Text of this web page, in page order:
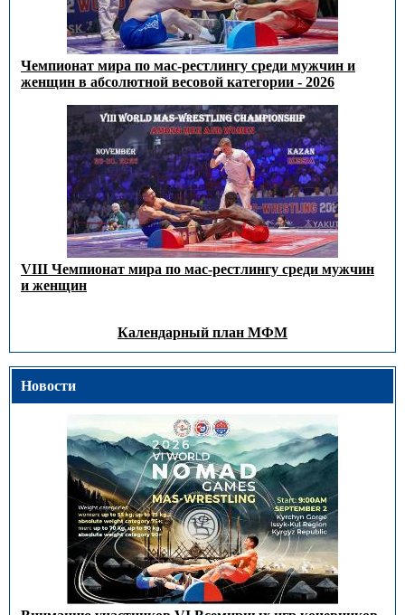
Чемпионат мира по мас-рестлингу среди мужчин и
женщин в абсолютной весовой категории - 2026
VIII Чемпионат мира по мас-рестлингу среди мужчин
и женщин
Календарный план МФМ
Новости